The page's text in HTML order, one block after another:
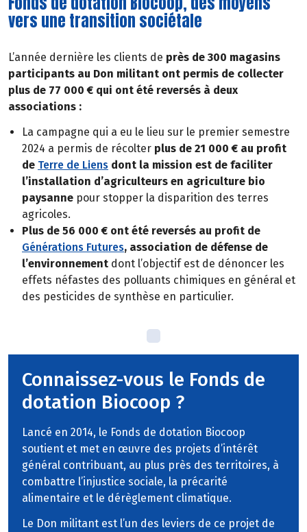
vers une transition sociétale
L’année dernière les clients de près de 300 magasins
participants au Don militant ont permis de collecter
plus de 77 000 € qui ont été reversés à deux
associations :
La campagne qui a eu le lieu sur le premier semestre
2024 a permis de récolter plus de 21 000 € au profit
de Terre de Liens dont la mission est de faciliter
l’installation d’agriculteurs en agriculture bio
paysanne pour stopper la disparition des terres
agricoles.
Plus de 56 000 € ont été reversés au profit de
Générations Futures, association de défense de
l’environnement dont l’objectif est de dénoncer les
effets néfastes des polluants chimiques en général et
des pesticides de synthèse en particulier.
Connaissez-vous le Fonds de
dotation Biocoop ?
Lancé en 2014, le Fonds de dotation Biocoop
soutient et met en œuvre des projets d’intérêt
général contribuant, au plus près des territoires, à
combattre l’injustice sociale, la précarité
alimentaire et le dérèglement climatique.
Le Don militant est l’un des leviers de ce projet de